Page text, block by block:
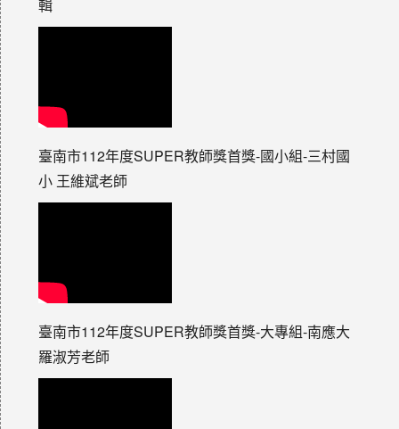
輯
臺南市112年度SUPER教師獎首獎-國小組-三村國
小 王維斌老師
臺南市112年度SUPER教師獎首獎-大專組-南應大
羅淑芳老師